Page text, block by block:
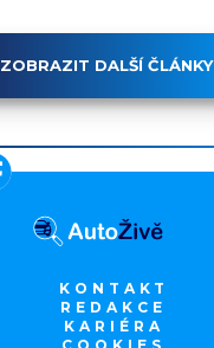
ZOBRAZIT DALŠÍ ČLÁNKY
KONTAKT
REDAKCE
KARIÉRA